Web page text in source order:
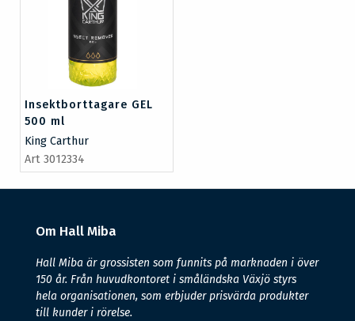
Insektborttagare GEL
500 ml
King Carthur
Art 3012334
Om Hall Miba
Hall Miba är grossisten som funnits på marknaden i över
150 år. Från huvudkontoret i småländska Växjö styrs
hela organisationen, som erbjuder prisvärda produkter
till kunder i rörelse.